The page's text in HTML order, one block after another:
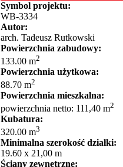
Symbol projektu:
WB-3334
Autor:
arch. Tadeusz Rutkowski
Powierzchnia zabudowy:
133.00 m2
Powierzchnia użytkowa:
88.70 m2
Powierzchnia mieszkalna:
powierzchnia netto: 111,40 m2
Kubatura:
320.00 m3
Minimalna szerokość działki:
19.60 x 21,00 m
Ściany zewnętrzne: